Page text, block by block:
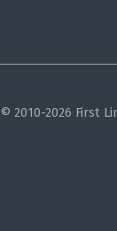
© 2010-2026 First